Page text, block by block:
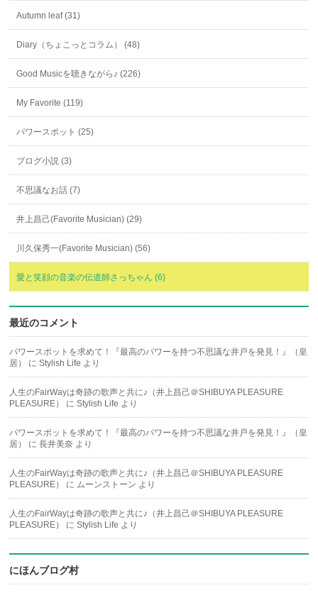
Autumn leaf (31)
Diary（ちょこっとコラム） (48)
Good Musicを聴きながら♪ (226)
My Favorite (119)
パワースポット (25)
ブログ小説 (3)
不思議なお話 (7)
井上昌己(Favorite Musician) (29)
川久保秀一(Favorite Musician) (56)
愛と笑顔の音楽の伝道師さっちゃん (6)
最近のコメント
パワースポットを求めて！『最高のパワーを持つ不思議な井戸を発見！』（皇
居）
にStylish Life より
人生のFairWayは奇跡の歌声と共に♪（井上昌己＠SHIBUYA PLEASURE
PLEASURE）
にStylish Life より
パワースポットを求めて！『最高のパワーを持つ不思議な井戸を発見！』（皇
居）
に長井美奈 より
人生のFairWayは奇跡の歌声と共に♪（井上昌己＠SHIBUYA PLEASURE
PLEASURE）
に ムーンストーン より
人生のFairWayは奇跡の歌声と共に♪（井上昌己＠SHIBUYA PLEASURE
PLEASURE）
にStylish Life より
にほんブログ村